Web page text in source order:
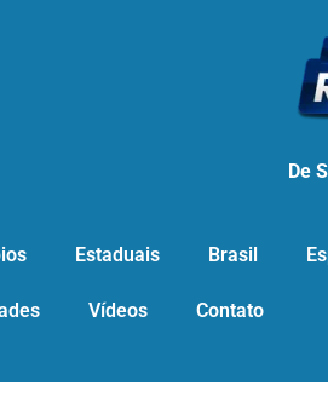
De
Estaduais Brasil
Vídeos Contato